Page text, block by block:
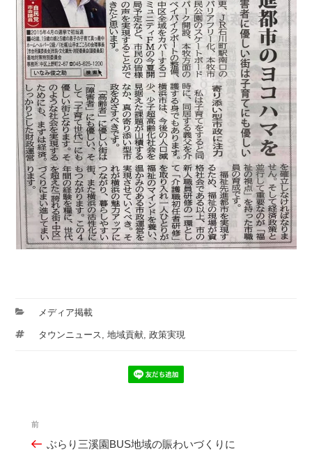
カ
ゴ
メディア掲載
タ
タウンニュース 地域貢献, 政策実現
過
去
前
ぶらり三溪園BUS地域の賑わいづくりに